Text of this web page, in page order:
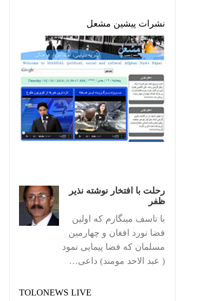
نشرات پیشین مشعل
رحلت با افتخار نوشته نذیر
ظفر
با تاسف مینگارم که اولین
فضا نورد افغان و چهارمین
مسلمان که فضا پیمایی نمود
( عبد الاحد مومند) داعی…
TOLONEWS LIVE